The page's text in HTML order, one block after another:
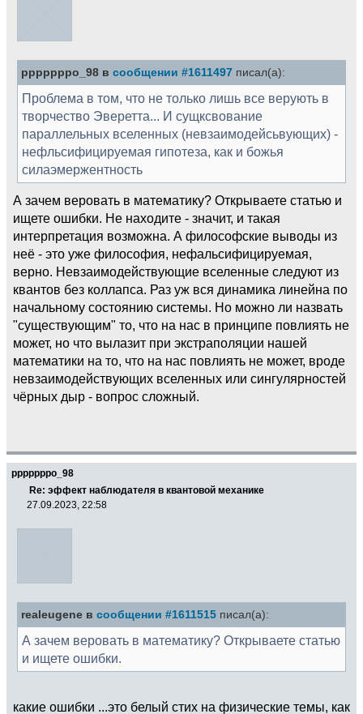
pppppppo_98 в сообщении #1611497 писал(а):
Проблема в том, что не только лишь все верують в
творчество Эверетта... И сущксвование
параллельных вселенных (невзаимодейсьвующих) -
нефльсифицируемая гипотеза, как и божья
силаэмержентность
А зачем веровать в математику? Открываете статью и
ищете ошибки. Не находите - значит, и такая
интерпретация возможна. А философские выводы из
неё - это уже философия, нефальсифицируемая,
верно. Невзаимодействующие вселенные следуют из
квантов без коллапса. Раз уж вся динамика линейна по
начальному состоянию системы. Но можно ли назвать
"существующим" то, что на нас в принципе повлиять не
может, но что вылазит при экстраполяции нашей
математики на то, что на нас повлиять не может, вроде
невзаимодействующих вселенных или сингулярностей
чёрных дыр - вопрос сложный.
pppppppo_98
Re: эффект наблюдателя в квантовой механике
27.09.2023, 22:58
realeugene в сообщении #1611515 писал(а):
А зачем веровать в математику? Открываете статью
и ищете ошибки.
какие ошибки ...это белый стих на физические темы, как